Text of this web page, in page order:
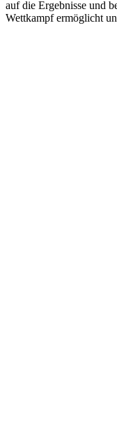
auf die Ergebnisse und
Wettkampf ermöglicht